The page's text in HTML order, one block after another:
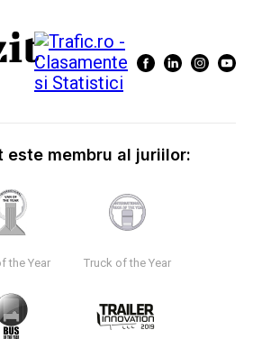
este membru al juriilor:
the Year Truck of the Year